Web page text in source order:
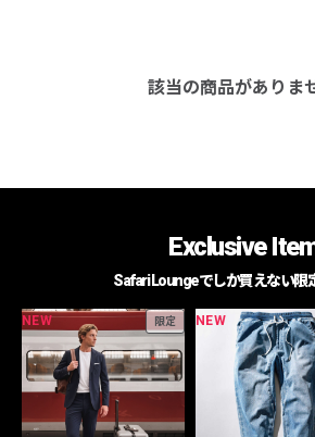
該当の商品がありま
Exclusive
Safari Loungeでしか買えない限
NEW 限定 NEW